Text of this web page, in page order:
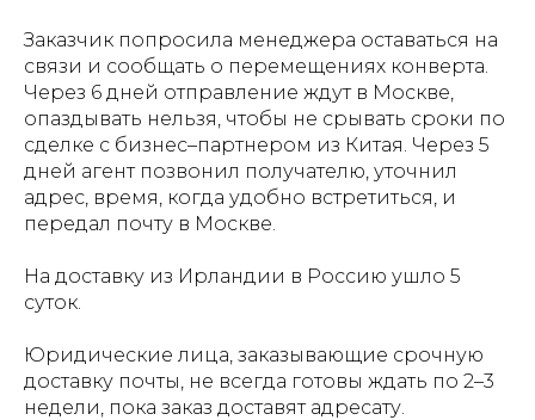
Заказчик попросила менеджера оставаться на
связи и сообщать о перемещениях конверта.
Через 6 дней отправление ждут в Москве,
опаздывать нельзя, чтобы не срывать сроки по
сделке с бизнес–партнером из Китая. Через 5
дней агент позвонил получателю, уточнил
адрес, время, когда удобно встретиться, и
передал почту в Москве.
На доставку из Ирландии в Россию ушло 5
суток.
Юридические лица, заказывающие срочную
доставку почты, не всегда готовы ждать по 2–3
недели, пока заказ доставят адресату.